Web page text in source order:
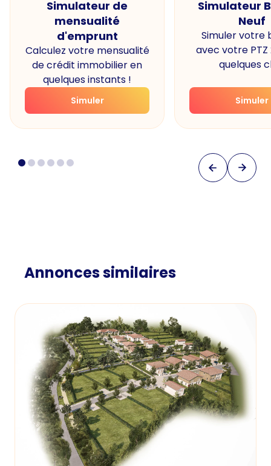
Simulateur de
mensualité
d'emprunt
Calculez votre mensualité
de crédit immobilier en
quelques instants !
Simuler
Simulateur
Neuf
Simuler votre
avec votre PTZ
quelques
Simuler
Annonces similaires